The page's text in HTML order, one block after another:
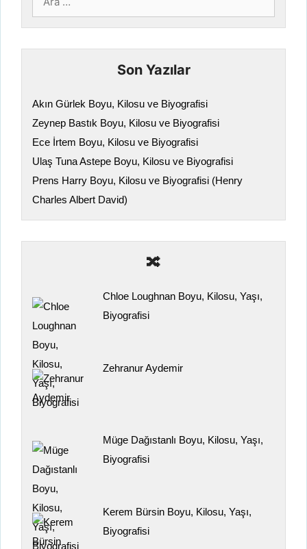
ara
Son Yazılar
Akın Gürlek Boyu, Kilosu ve Biyografisi
Zeynep Bastık Boyu, Kilosu ve Biyografisi
Ece İrtem Boyu, Kilosu ve Biyografisi
Ulaş Tuna Astepe Boyu, Kilosu ve Biyografisi
Prens Harry Boyu, Kilosu ve Biyografisi (Henry
Charles Albert David)
🔀
Chloe Loughnan Boyu, Kilosu, Yaşı,
Biyografisi
Zehranur Aydemir
Müge Dağıstanlı Boyu, Kilosu, Yaşı,
Biyografisi
Kerem Bürsin Boyu, Kilosu, Yaşı,
Biyografisi